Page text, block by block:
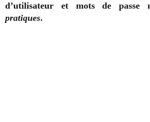
d’utilisateur et mots de passe
pratiques.